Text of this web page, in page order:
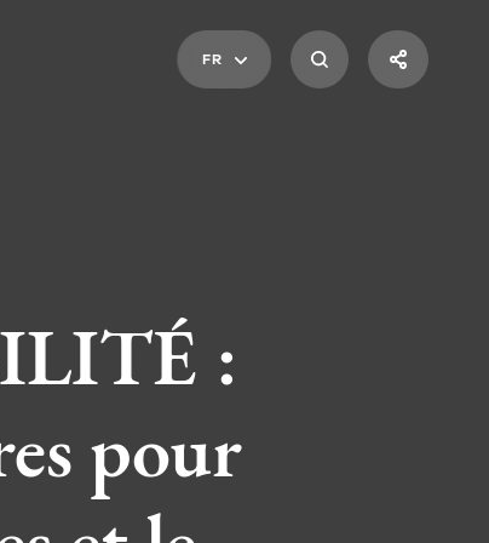
FR
:
pour